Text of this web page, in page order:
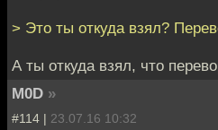
> Это ты откуда взял?
А ты откуда взял, что
M0D »
#114 | 23.07.16 10:32